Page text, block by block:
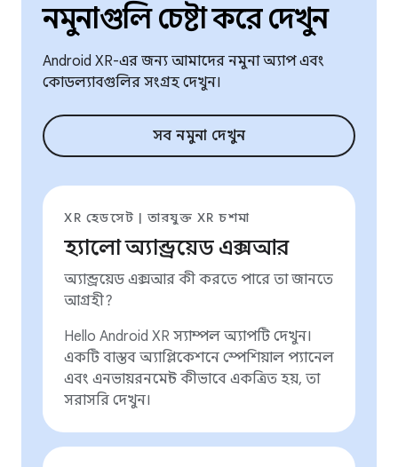
নমুনাগুলি চেষ্টা করে দেখুন
Android XR-এর জন্য আমাদের নমুনা অ্যাপ এবং
কোডল্যাবগুলির সংগ্রহ দেখুন।
সব নমুনা দেখুন
XR হেডসেট | তারযুক্ত XR চশমা
হ্যালো অ্যান্ড্রয়েড এক্সআর
অ্যান্ড্রয়েড এক্সআর কী করতে পারে তা জানতে
আগ্রহী?
Hello Android XR স্যাম্পল অ্যাপটি দেখুন।
একটি বাস্তব অ্যাপ্লিকেশনে স্পেশিয়াল প্যানেল
এবং এনভায়রনমেন্ট কীভাবে একত্রিত হয়, তা
সরাসরি দেখুন।